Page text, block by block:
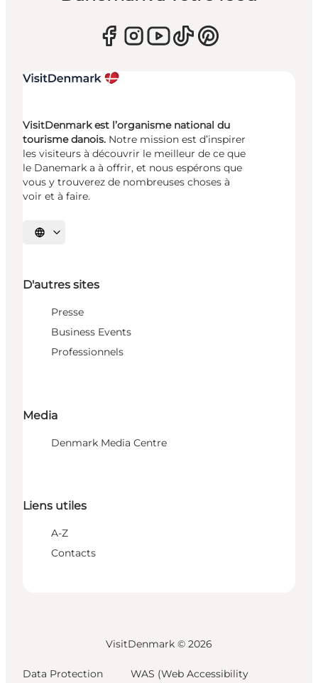
VisitDenmark est l’organisme national du
tourisme danois. Notre mission est d’inspirer
les visiteurs à découvrir le meilleur de ce que
le Danemark a à offrir, et nous espérons que
vous y trouverez de nombreuses choses à
voir et à faire.
Choisissez la langue
D'autres sites
Presse
Business Events
Professionnels
Media
Denmark Media Centre
Liens utiles
A-Z
Contacts
VisitDenmark © 2026
Data Protection
WAS (Web Accessibility